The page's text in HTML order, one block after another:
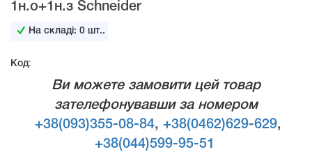
1н.о+1н.з Schneider
На складі:0 шт..
Код:
Ви можете замовити цей товар
зателефонувавши за номером
+38(093)355-08-84, +38(0462)629-629,
+38(044)599-95-51